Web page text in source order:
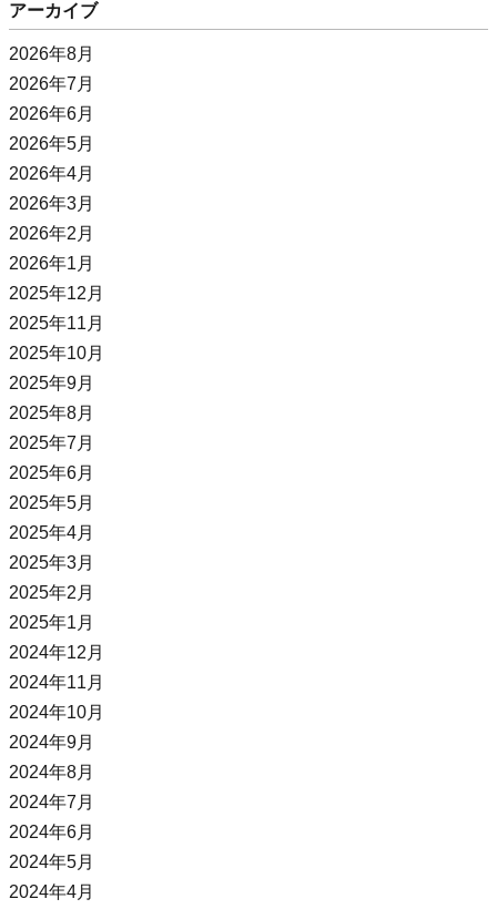
アーカイブ
2026年8月
2026年7月
2026年6月
2026年5月
2026年4月
2026年3月
2026年2月
2026年1月
2025年12月
2025年11月
2025年10月
2025年9月
2025年8月
2025年7月
2025年6月
2025年5月
2025年4月
2025年3月
2025年2月
2025年1月
2024年12月
2024年11月
2024年10月
2024年9月
2024年8月
2024年7月
2024年6月
2024年5月
2024年4月